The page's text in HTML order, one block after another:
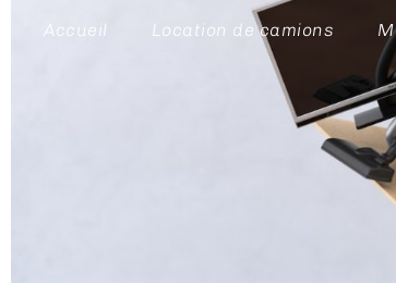
Accueil Location de camions